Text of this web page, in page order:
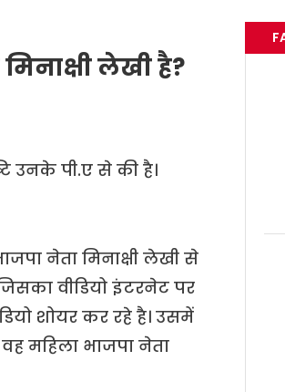
लेखी है?
उनके पी.ए से की है।
नेता मिनाक्षी लेखी से
वीडियो इंटरनेट पर
शोयर कर रहे है। उसमें
महिला भाजपा नेता